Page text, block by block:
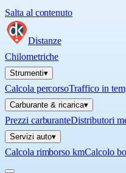
Salta al contenuto
Distanze
Chilometriche
Strumenti▾
Calcola percorsoTraffico in
Carburante & ricarica▾
Prezzi carburanteDistributori
Servizi auto▾
Calcola rimborso kmCalcolo